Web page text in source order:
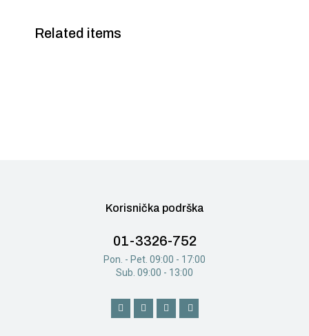
Related items
Korisnička podrška
01-3326-752
Pon. - Pet. 09:00 - 17:00
Sub. 09:00 - 13:00